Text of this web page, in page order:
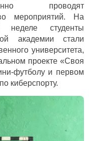
проводят
мероприятий. На
неделе студенты
академии стали
университета,
проекте «Своя
футболу и первом
киберспорту.